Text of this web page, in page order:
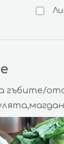
гъбите/